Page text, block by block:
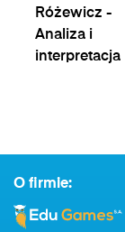
Różewicz -
Analiza i
interpretacja
O firmie: